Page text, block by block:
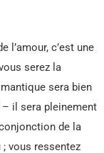
l’amour, c’est une
serez la
sera bien
– il sera pleinement
de la
; vous ressentez